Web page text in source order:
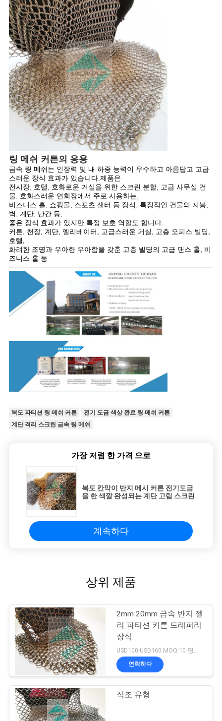
링 메쉬 커튼의 응용
금속 링 메쉬는 인장력 및 내 하중 능력이 우수하고 아름답고 고급
스러운 장식 효과가 있습니다.제품은
전시장, 호텔, 호화로운 거실을 위한 스크린 분할, 고급 사무실 건
물, 호화스러운 연회장에서 주로 사용하는,
비즈니스 홀, 쇼핑몰, 스포츠 센터 등 장식, 특징적인 건물의 지붕,
벽, 계단, 난간 등,
좋은 장식 효과가 있지만 특정 보호 역할도 합니다.
커튼, 천장, 계단, 엘리베이터, 고급스러운 거실, 고층 오피스 빌딩,
호텔,
화려한 조명과 우아한 우아함을 갖춘 고층 빌딩의 고급 댄스 홀, 비
즈니스 홀 등
복도 파티션 링 메쉬 커튼
전기 도금 색상 완료 링 메쉬 커튼
계단 격리 스크린 금속 링 메쉬
가장 저렴 한 가격 으로
복도 칸막이 반지 메시 커튼 전기도금
을 한 색깔 완성되는 계단 고립 스크린
계속하다
상위 제품
2mm 20mm 금속 반지 젤
리 파티션 커튼 드레퍼리
장식
연락하다
직조 유형